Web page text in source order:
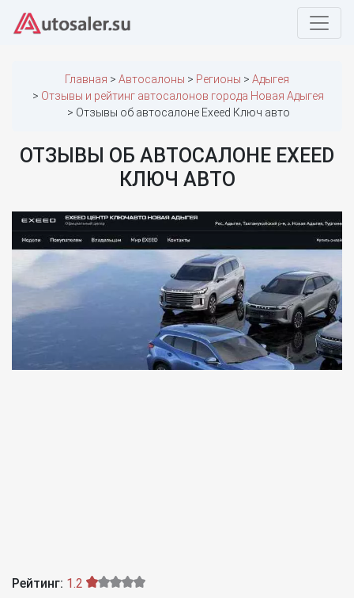
Главная Автосалоны Регионы
Адыгея
Отзывы и рейтинг автосалонов города Новая Адыгея
Отзывы об автосалоне Exeed Ключ авто
ОТЗЫВЫ ОБ АВТОСАЛОНЕ EXEED
КЛЮЧ АВТО
Рейтинг: 1.2